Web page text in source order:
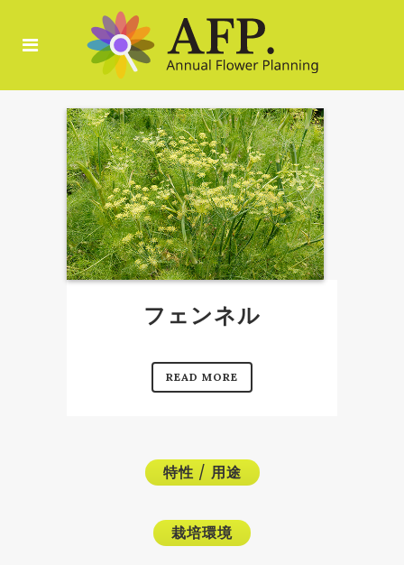
フェンネル
READ MORE
特性/ 用途
栽培環境